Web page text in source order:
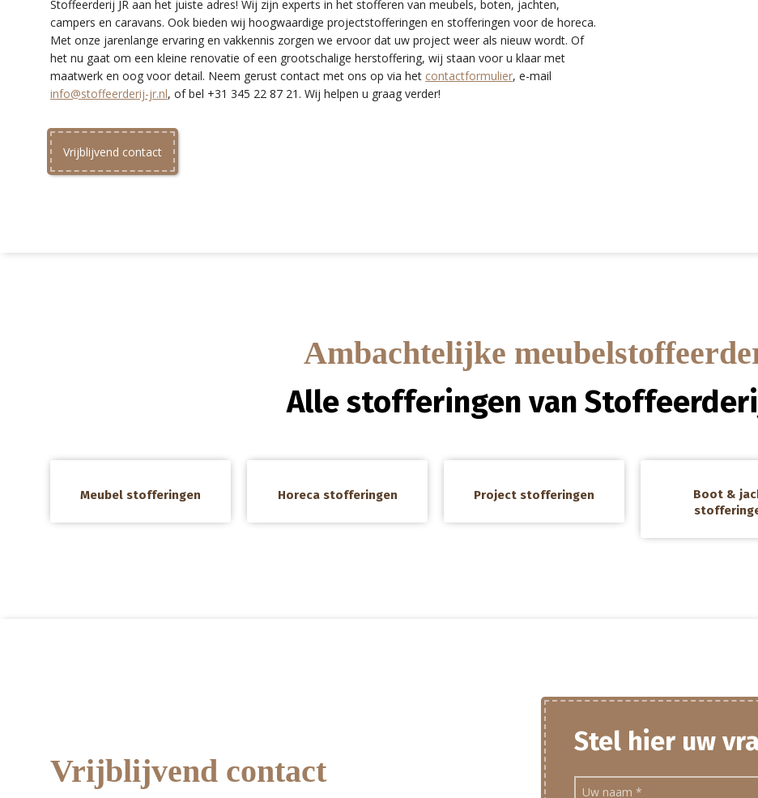
Stoffeerderij JR aan het juiste adres! Wij zijn experts in het stofferen van meubels, boten, jachten,
campers en caravans. Ook bieden wij hoogwaardige projectstofferingen en stofferingen voor de horeca.
Met onze jarenlange ervaring en vakkennis zorgen we ervoor dat uw project weer als nieuw wordt. Of
het nu gaat om een kleine renovatie of een grootschalige herstoffering, wij staan voor u klaar met
maatwerk en oog voor detail. Neem gerust contact met ons op via het contactformulier, e-mail
info@stoffeerderij-jr.nl, of bel +31 345 22 87 21. Wij helpen u graag verder!
Vrijblijvend contact
Ambachtelijke
Alle stofferingen van
Meubel stofferingen Horeca stofferingen Project stofferingen
Boot &
Vrijblijvend contact
Stel hier uw